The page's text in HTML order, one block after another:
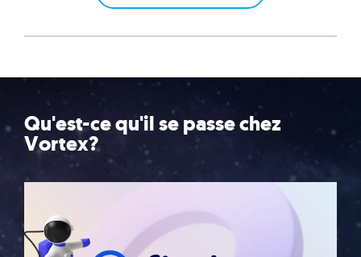
Qu'est-ce qu'il se passe chez
Vortex?